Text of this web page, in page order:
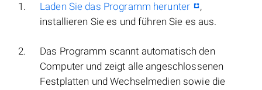
Laden Sie das Programm herunter
,
installieren Sie es und führen Sie es aus.
Das Programm scannt automatisch den
Computer und zeigt alle angeschlossenen
Festplatten und Wechselmedien sowie die